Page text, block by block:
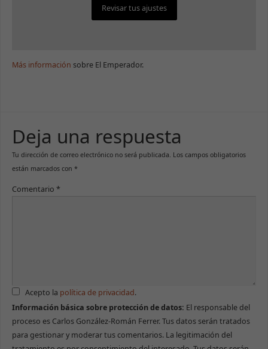
Revisar tus ajustes
Revisar tus ajustes
Más información sobre El Emperador.
Deja una respuesta
Tu dirección de correo electrónico no será publicada. Los campos obligatorios
están marcados con *
Comentario *
Acepto la política de privacidad.
Información básica sobre protección de datos: El responsable del
proceso es Carlos González-Román Ferrer. Tus datos serán tratados
para gestionar y moderar tus comentarios. La legitimación del